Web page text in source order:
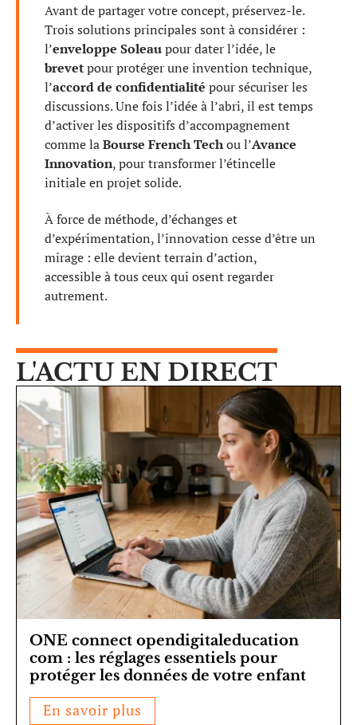
Avant de partager votre concept, préservez-le.
Trois solutions principales sont à considérer :
l’enveloppe Soleaupour dater l’idée, le
brevetpour protéger une invention technique,
l’accord de confidentialité pour sécuriser les
discussions. Une fois l’idée à l’abri, il est temps
d’activer les dispositifs d’accompagnement
comme laBourse French Techou l’Avance
Innovation, pour transformer l’étincelle
initiale en projet solide.
À force de méthode, d’échanges et
d’expérimentation, l’innovation cesse d’être un
mirage : elle devient terrain d’action,
accessible à tous ceux qui osent regarder
autrement.
L'ACTU EN DIRECT
ONE connect opendigitaleducation
com : les réglages essentiels pour
protéger les données de votre enfant
En savoir plus